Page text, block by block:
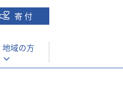
寄付
地域の方